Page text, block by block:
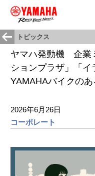
トピックス
ヤマハ発動機 企業
ションプラザ」「
YAMAHAバイクの
2026年6月26日
コーポレート